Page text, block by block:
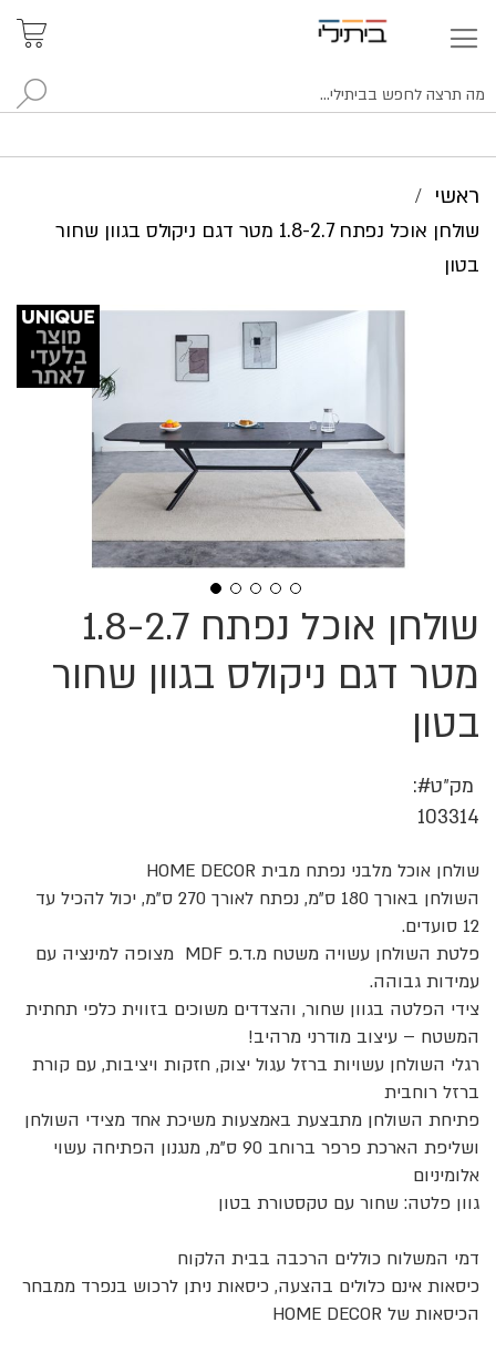
ראשי
שולחן אוכל נפתח 1.8-2.7 מטר דגם ניקולס בגוון שחור
בטון
שולחן אוכל נפתח 1.8-2.7
מטר דגם ניקולס בגוון שחור
בטון
מק״ט
103314
שולחן אוכל מלבני נפתח מבית HOME DECOR
השולחן באורך 180 ס"מ, נפתח לאורך 270 ס"מ, יכול להכיל עד
12 סועדים.
פלטת השולחן עשויה משטח מ.ד.פ MDF מצופה למינציה עם
עמידות גבוהה.
צידי הפלטה בגוון שחור, והצדדים משוכים בזווית כלפי תחתית
המשטח – עיצוב מודרני מרהיב!
רגלי השולחן עשויות ברזל עגול יצוק, חזקות ויציבות, עם קורת
ברזל רוחבית
פתיחת השולחן מתבצעת באמצעות משיכת אחד מצידי השולחן
ושליפת הארכת פרפר ברוחב 90 ס"מ, מנגנון הפתיחה עשוי
אלומיניום
גוון פלטה: שחור עם טקסטורת בטון
דמי המשלוח כוללים הרכבה בבית הלקוח
כיסאות אינם כלולים בהצעה, כיסאות ניתן לרכוש בנפרד ממבחר
הכיסאות של HOME DECOR
לדלג
להתחלה
גלריית